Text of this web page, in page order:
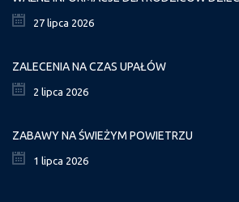
27 lipca 2026
ZALECENIA NA CZAS UPAŁÓW
2 lipca 2026
ZABAWY NA ŚWIEŻYM POWIETRZU
1 lipca 2026